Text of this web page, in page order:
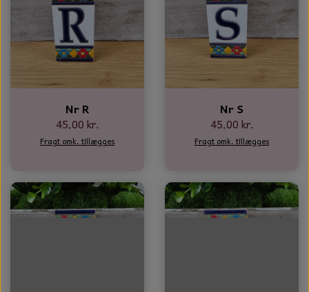
Nr R
45,00 kr.
Fragt omk. tillægges
Nr S
45,00 kr.
Fragt omk. tillægges